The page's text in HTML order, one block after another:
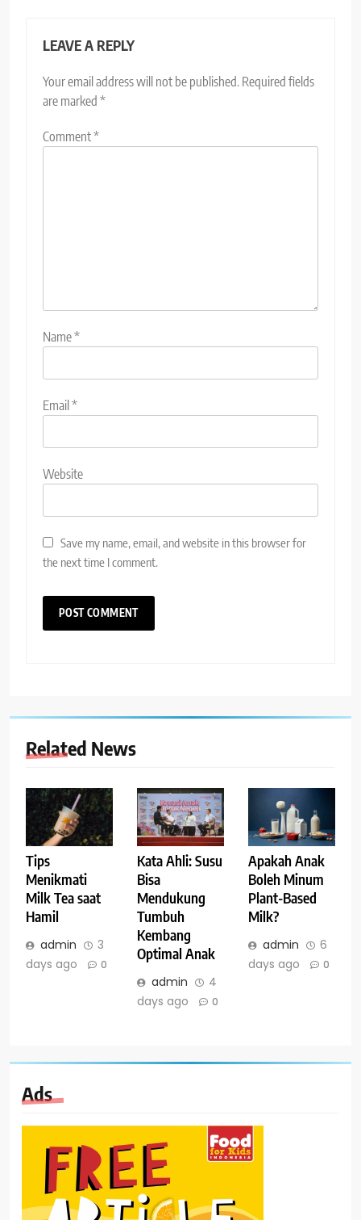
LEAVE A REPLY
Your email address will not be published. Required fields
are marked *
Comment*
Name*
Email *
Website
Save my name, email, and website in this browser for
the next time I comment.
Related News
Tips
Menikmati
Milk Tea saat
Hamil
admin
3
days ago
0
Kata Ahli: Susu
Bisa
Mendukung
Tumbuh
Kembang
Optimal Anak
admin
4
days ago
0
Apakah Anak
Boleh Minum
Plant-Based
Milk?
admin
6
days ago
0
Ads